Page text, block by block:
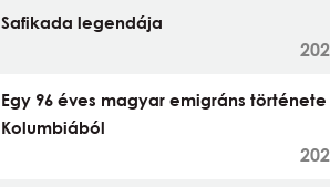
Safikada legendája
Egy 96 éves magyar emigráns története
Kolumbiából